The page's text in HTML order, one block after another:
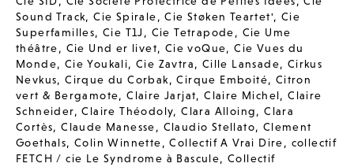
Sound Track,Cie Spirale,Cie Støken Teartet', Cie
Superfamilles,Cie T1J , Cie Tetrapode, Cie Ume
théâtre, Cie Und er livet, Cie voQue,Cie Vues du
Monde, Cie Youkali,Cie Zavtra, Cille Lansade, Cirkus
Nevkus,Cirque du Corbak,Cirque Emboité, Citron
vert & Bergamote,Claire Jarjat,Claire Michel,Claire
Schneider,Claire Théodoly,Clara Alloing,Clara
Cortès,Claude Manesse, Claudio Stellato, Clement
Goethals,Colin Winnette,Collectif A Vrai Dire, collectif
FETCH / cie Le Syndrome à Bascule,Collectif